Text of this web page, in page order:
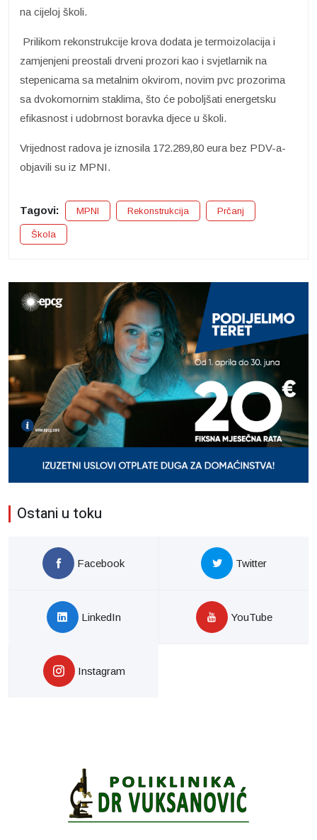
na cijeloj školi.
Prilikom rekonstrukcije krova dodata je termoizolacija i
zamjenjeni preostali drveni prozori kao i svjetlarnik na
stepenicama sa metalnim okvirom, novim pvc prozorima
sa dvokomornim staklima, što će poboljšati energetsku
efikasnost i udobrnost boravka djece u školi.
Vrijednost radova je iznosila 172.289,80 eura bez PDV-a-
objavili su iz MPNI.
Tagovi: MPNI Rekonstrukcija Prčanj
Škola
Ostani u toku
Facebook Twitter
LinkedIn YouTube
Instagram